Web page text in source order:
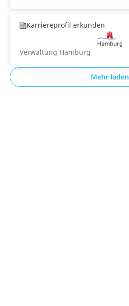
Karriereprofil erkunden
Verwaltung Hamburg
Mehr laden